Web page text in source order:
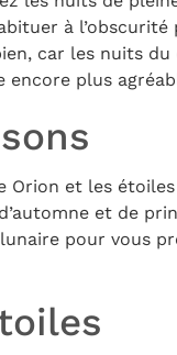
à
car les nuits
encore plus
Orion et les
et de
pour vous